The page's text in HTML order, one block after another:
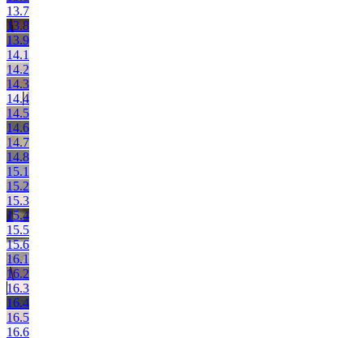
13.7
13.8
13.9
14.1
14.2
14.3
14.4
14.5
14.6
14.7
14.8
15.1
15.2
15.3
15.4
15.5
15.6
16.1
16.2
16.3
16.4
16.5
16.6